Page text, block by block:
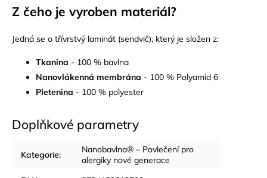
Z čeho je vyroben materiál?
Jedná se o třívrstvý laminát (sendvič), který je složen z:
Tkanina - 100 % bavlna
Nanovlákenná membrána - 100 % Polyamid 6
Pletenina - 100 % polyester
Doplňkové parametry
Kategorie:
Nanobavlna® – Povlečení pro
alergiky nové generace